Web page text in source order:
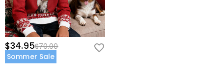
$34.95$70.00
Sommer Sale